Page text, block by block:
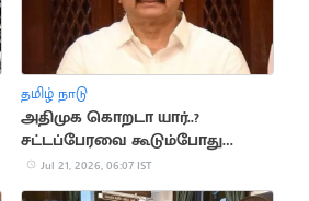
தமிழ் நாடு
அதிமுக கொறடா யார்..?
சட்டப்பேரவை கூடும்போது
அறிவிப்பு
Jul 21, 2026, 06:07 IST